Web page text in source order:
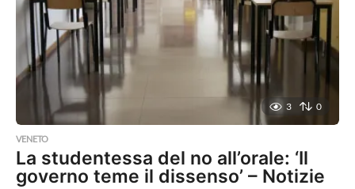
a
g
o
3 0
VENETO
La studentessa del no all’orale: ‘Il
governo teme il dissenso’ – Notizie